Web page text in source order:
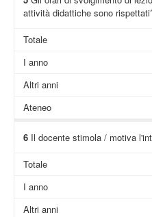
attività didattiche sono
Totale
I anno
Altri anni
Ateneo
6Il docente stimola / motiva
Totale
I anno
Altri anni